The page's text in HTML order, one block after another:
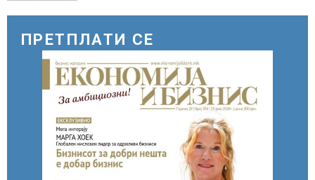
ПРЕТПЛАТИ СЕ